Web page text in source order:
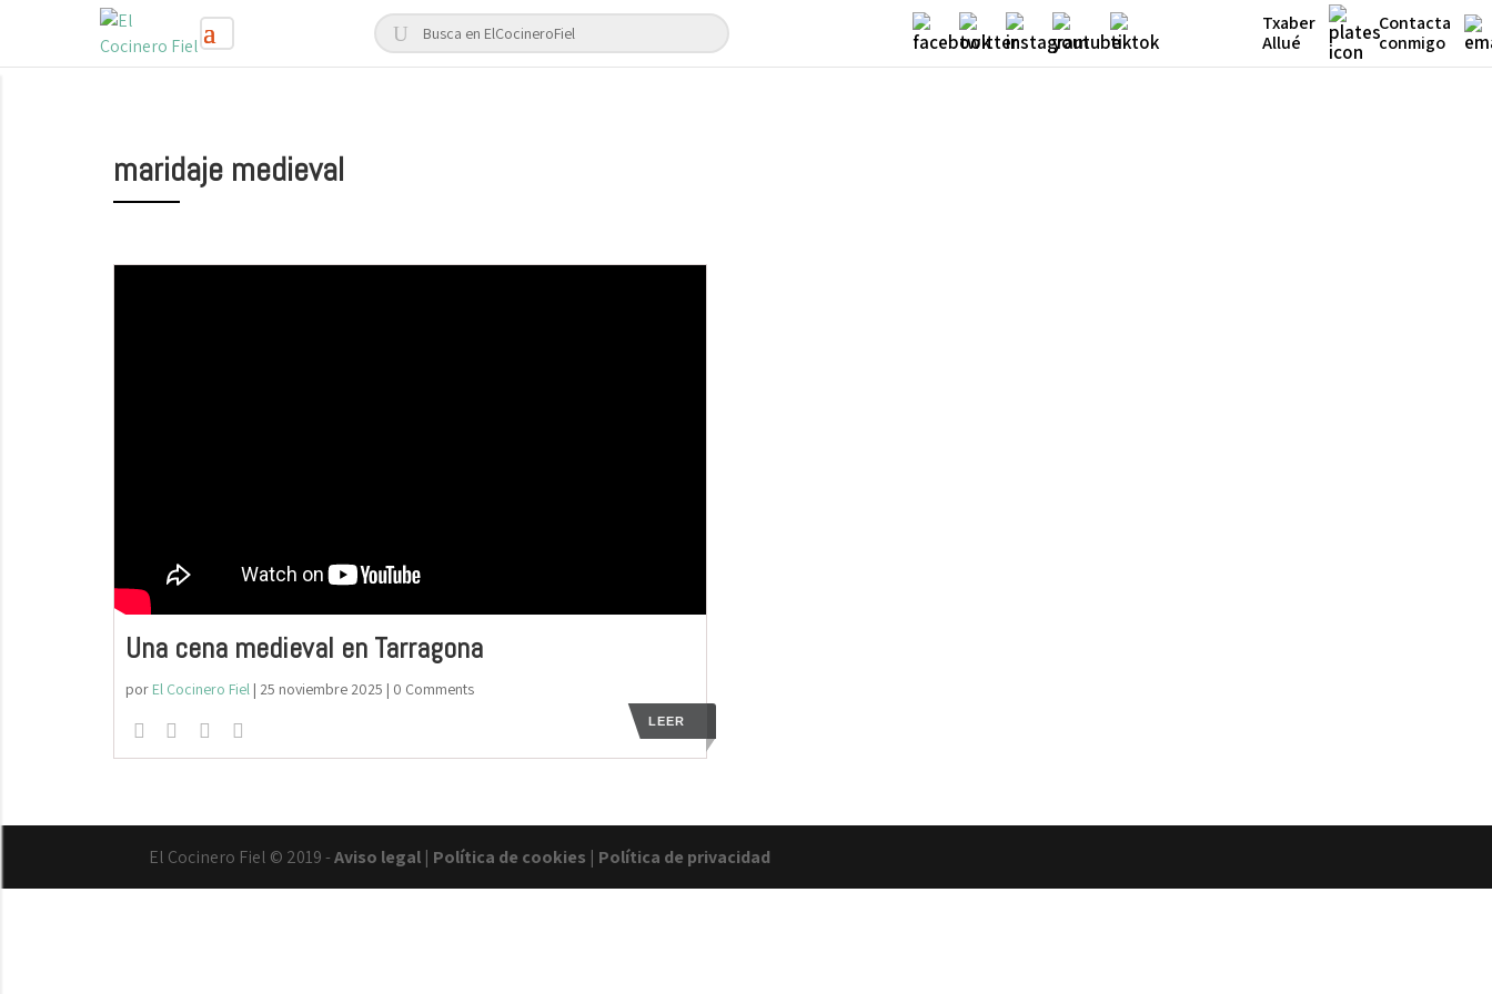
Txaber
Allué
Contacta
conmigo
maridaje medieval
Una cena medieval en Tarragona
por El Cocinero Fiel| 25 noviembre 2025 | 0 Comments
LEER
El Cocinero Fiel © 2019 -Aviso legal | Política de cookies | Política de privacidad